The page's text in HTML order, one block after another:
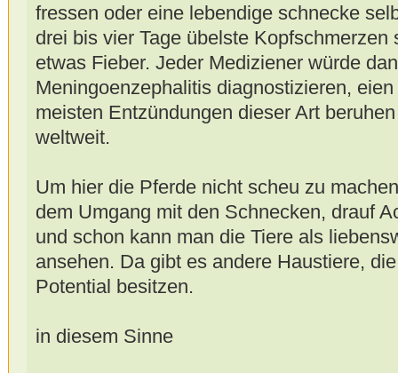
fressen oder eine lebendige schnecke
drei bis vier Tage übelste Kopfschmerzen
etwas Fieber. Jeder Mediziener würde
Meningoenzephalitis diagnostizieren, eien
meisten Entzündungen dieser Art
weltweit.
Um hier die Pferde nicht scheu zu
dem Umgang mit den Schnecken, drauf
und schon kann man die Tiere als
ansehen. Da gibt es andere Haustiere,
Potential besitzen.
in diesem Sinne